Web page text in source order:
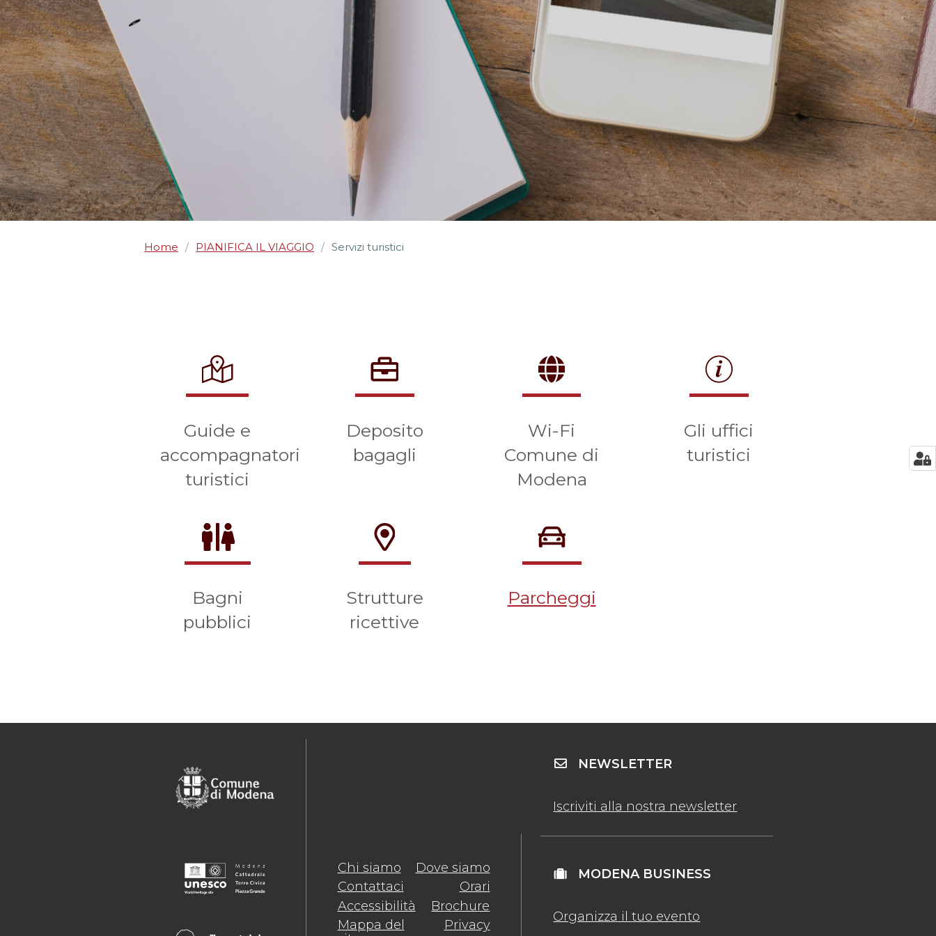
Home / PIANIFICA IL VIAGGIO / Servizi turistici
Guide e
accompagnatori
turistici
Deposito
bagagli
Wi-Fi
Comune di
Modena
Gli uffici
turistici
Bagni
pubblici
Strutture
ricettive
Parcheggi
Chi siamo
Dove siamo
Contattaci
Orari
Accessibilità
Brochure
Mappa del
Privacy
NEWSLETTER
Iscriviti alla nostra newsletter
MODENA BUSINESS
Organizza il tuo evento